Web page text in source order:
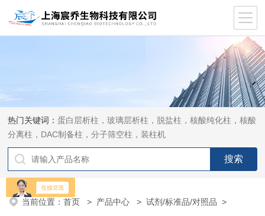
热门关键词：蛋白层析柱，玻璃层析柱，脱盐柱，核酸纯化柱，核酸
分离柱，DAC制备柱，分子筛空柱，装柱机
当前位置：首页 > 产品中心 >试剂/标准品/对照品 >